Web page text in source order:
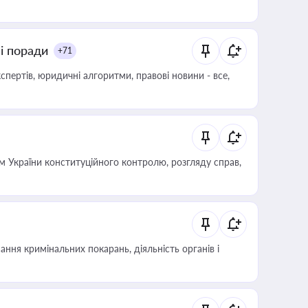
поради +71
юридичні алгоритми, правові новини - все,
конституційного контролю, розгляду справ,
кримінальних покарань, діяльність органів і